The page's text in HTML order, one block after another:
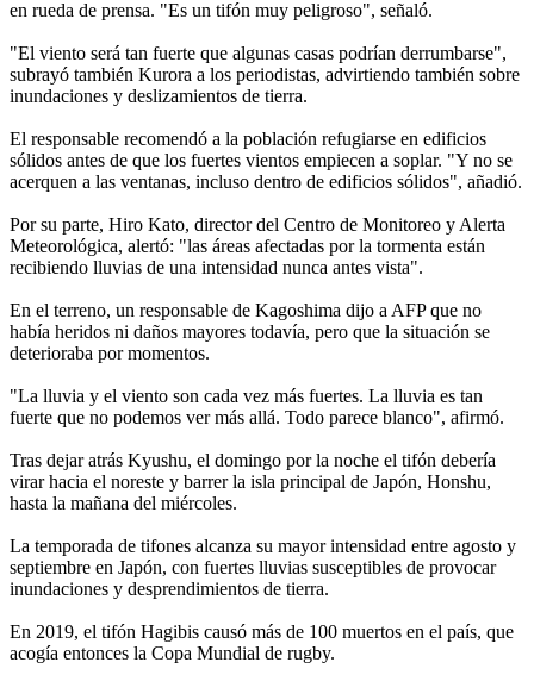
en rueda de prensa. "Es un tifón muy peligroso", señaló.
"El viento será tan fuerte que algunas casas podrían derrumbarse",
subrayó también Kurora a los periodistas, advirtiendo también sobre
inundaciones y deslizamientos de tierra.
El responsable recomendó a la población refugiarse en edificios
sólidos antes de que los fuertes vientos empiecen a soplar. "Y no se
acerquen a las ventanas, incluso dentro de edificios sólidos", añadió.
Por su parte, Hiro Kato, director del Centro de Monitoreo y Alerta
Meteorológica, alertó: "las áreas afectadas por la tormenta están
recibiendo lluvias de una intensidad nunca antes vista".
En el terreno, un responsable de Kagoshima dijo a AFP que no
había heridos ni daños mayores todavía, pero que la situación se
deterioraba por momentos.
"La lluvia y el viento son cada vez más fuertes. La lluvia es tan
fuerte que no podemos ver más allá. Todo parece blanco", afirmó.
Tras dejar atrás Kyushu, el domingo por la noche el tifón debería
virar hacia el noreste y barrer la isla principal de Japón, Honshu,
hasta la mañana del miércoles.
La temporada de tifones alcanza su mayor intensidad entre agosto y
septiembre en Japón, con fuertes lluvias susceptibles de provocar
inundaciones y desprendimientos de tierra.
En 2019, el tifón Hagibis causó más de 100 muertos en el país, que
acogía entonces la Copa Mundial de rugby.